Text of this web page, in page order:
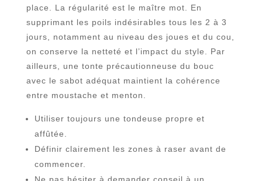
place. La régularité est le maître mot. En
supprimant les poils indésirables tous les 2 à 3
jours, notamment au niveau des joues et du cou,
on conserve la netteté et l’impact du style. Par
ailleurs, une tonte précautionneuse du bouc
avec le sabot adéquat maintient la cohérence
entre moustache et menton.
Utiliser toujours une tondeuse propre et
affûtée.
Définir clairement les zones à raser avant de
commencer.